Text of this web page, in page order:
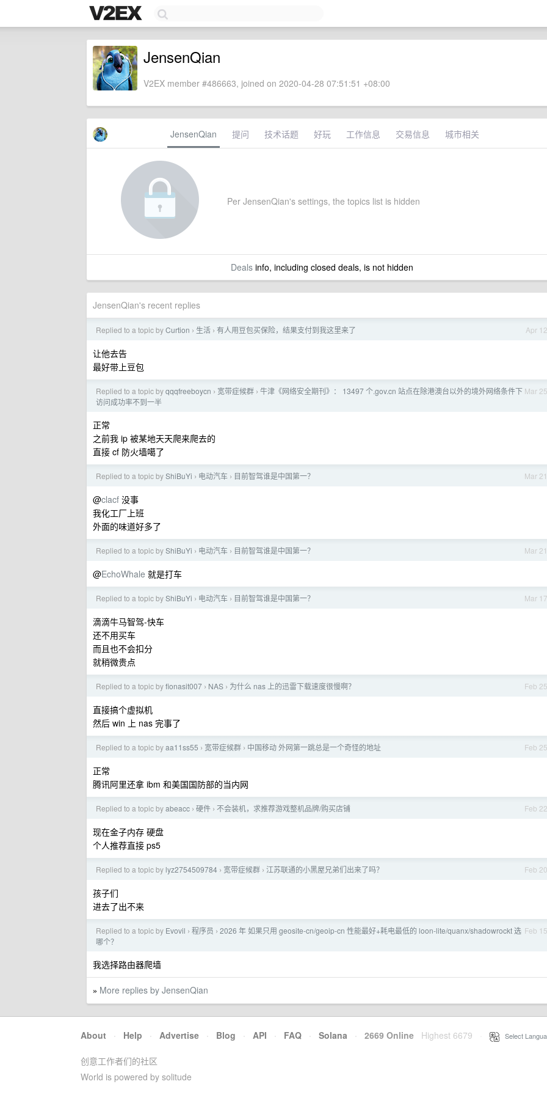
JensenQian
V2EX member #486663, joined on 2020-04-28 07:51:51 +08:00
JensenQian 提问 技术话题 好玩 工作信息 交易信息 城市相关
Per JensenQian's settings, the topics list is hidden
Dealsinfo, including closed deals, is not hidden
JensenQian's recent replies
Apr 12
Replied to a topic byCurtion › 生活 › 有人用豆包买保险，结果支付到我这里来了
让他去告
最好带上豆包
Mar 25
Replied to a topic byqqqfreeboycn › 宽带症候群 › 牛津《网络安全期刊》： 13497 个.gov.cn 站点在除港澳台以外的境外网络条件下
访问成功率不到一半
正常
之前我 ip 被某地天天爬来爬去的
直接 cf 防火墙噶了
Mar 21
Replied to a topic byShiBuYi › 电动汽车 › 目前智驾谁是中国第一？
@clacf 没事
我化工厂上班
外面的味道好多了
Mar 21
Replied to a topic byShiBuYi › 电动汽车 › 目前智驾谁是中国第一？
@EchoWhale 就是打车
Mar 17
Replied to a topic byShiBuYi › 电动汽车 › 目前智驾谁是中国第一？
滴滴牛马智驾-快车
还不用买车
而且也不会扣分
就稍微贵点
Feb 25
Replied to a topic byfionasit007 › NAS › 为什么 nas 上的迅雷下载速度很慢啊？
直接搞个虚拟机
然后 win 上 nas 完事了
Feb 25
Replied to a topic byaa11ss55 › 宽带症候群 › 中国移动 外网第一跳总是一个奇怪的地址
正常
腾讯阿里还拿 ibm 和美国国防部的当内网
Feb 22
Replied to a topic byabeacc › 硬件 › 不会装机，求推荐游戏整机品牌/购买店铺
现在金子内存 硬盘
个人推荐直接 ps5
Feb 20
Replied to a topic by lyz2754509784 › 宽带症候群 › 江苏联通的小黑屋兄弟们出来了吗？
孩子们
进去了出不来
Feb 15
Replied to a topic by Evovil › 程序员 › 2026 年 如果只用 geosite-cn/geoip-cn 性能最好+耗电最低的 loon-lite/quanx/shadowrockt 选
哪个？
我选择路由器爬墙
» More replies by JensenQian
About · Help · Advertise · Blog · API · FAQ · Solana · 2669 Online Highest 6679 Select
创意工作者们的社区
World is powered by solitude